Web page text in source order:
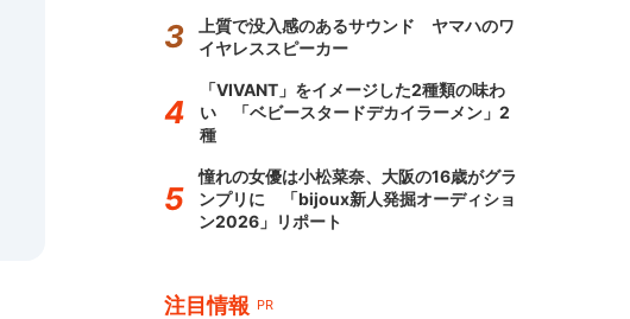
上質で没入感のあるサウンド ヤマハのワ
イヤレススピーカー
「VIVANT」をイメージした2種類の味わ
い 「ベビースタードデカイラーメン」2
種
憧れの女優は小松菜奈、大阪の16歳がグラ
ンプリに 「bijoux新人発掘オーディショ
ン2026」リポート
注目情報 PR